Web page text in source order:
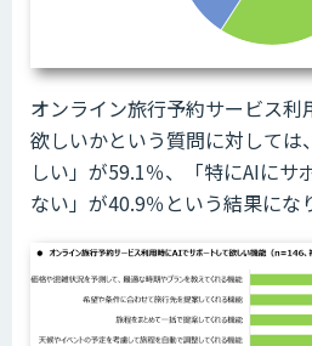
オンライン旅行予約サービス利
欲しいかという質問に対しては
しい」が59.1％、「特にAIにサ
ない」が40.9％という結果にな